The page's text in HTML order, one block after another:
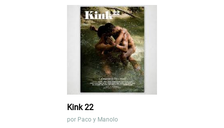
Kink 22
por Paco y Manolo